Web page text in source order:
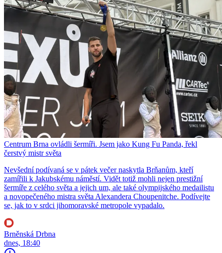
Centrum Brna ovládli šermíři. Jsem jako Kung Fu Panda, řekl
čerstvý mistr světa
Nevšední podívaná se v pátek večer naskytla Brňanům, kteří
zamířili k Jakubskému náměstí. Vidět totiž mohli nejen prestižní
šermíře z celého světa a jejich um, ale také olympijského medailistu
a novopečeného mistra světa Alexandera Choupenitche. Podívejte
se, jak to v srdci jihomoravské metropole vypadalo.
Brněnská Drbna
dnes, 18:40